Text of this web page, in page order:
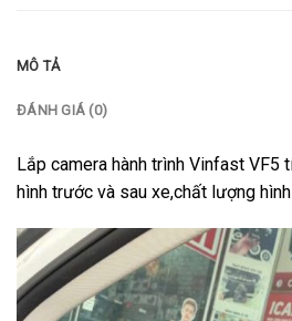
MÔ TẢ
ĐÁNH GIÁ (0)
Lắp camera hành trình Vinfast VF5
hình trước và sau xe,chất lượng